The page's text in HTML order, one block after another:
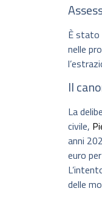
È stato
nelle
Il
La
civile,
anni
euro
delle